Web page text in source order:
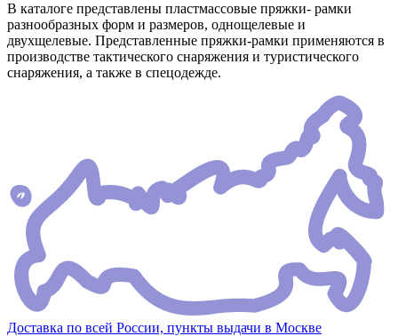
В каталоге представлены пластмассовые пряжки- рамки
разнообразных форм и размеров, однощелевые и
двухщелевые. Представленные пряжки-рамки применяются в
производстве тактического снаряжения и туристического
снаряжения, а также в спецодежде.
Доставка по всей России, пункты выдачи в Москве